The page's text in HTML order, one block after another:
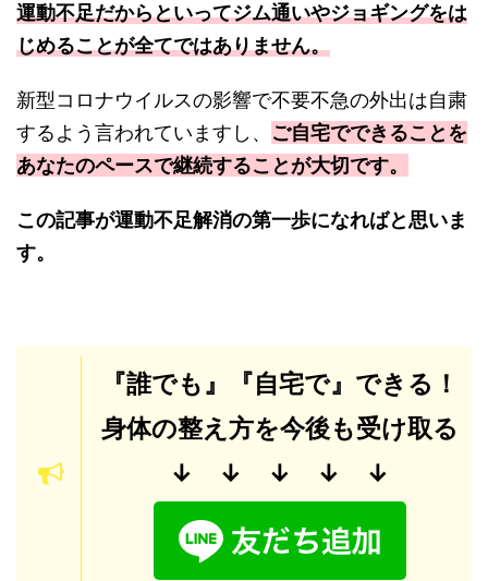
運動不足だからといってジム通いやジョギングをは
じめることが全てではありません。
新型コロナウイルスの影響で不要不急の外出は自粛
するよう言われていますし、 ご自宅でできることを
あなたのペースで継続することが大切です。
この記事が運動不足解消の第一歩になればと思いま
す。
『誰でも』『自宅で』できる！
身体の整え方を今後も受け取る
↓ ↓
↓ ↓ ↓